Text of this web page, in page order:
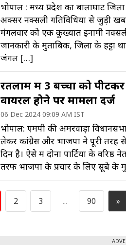
भोपाल : मध्य प्रदेश का बालाघाट
अक्सर नक्सली गतिविधियों से जुड़ी
मंगलवार को एक कुख्यात इनामी
जानकारी के मुताबिक, जिला के हट्टा
जंगल […]
रतलाम में 3 बच्चों को पीटकर
वायरल होने पर मामला दर्ज
06 Dec 2024 09:09 AM IST
भोपाल: एमपी की अमरवाड़ा
लेकर कांग्रेस और भाजपा ने पूरी तरह
दिन है। ऐसे में दोनों पार्टियों के
तरफ भाजपा के प्रचार के लिए सूबे के
2 3 ... 90 »